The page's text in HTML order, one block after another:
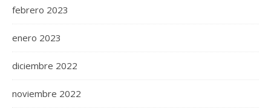
febrero 2023
enero 2023
diciembre 2022
noviembre 2022